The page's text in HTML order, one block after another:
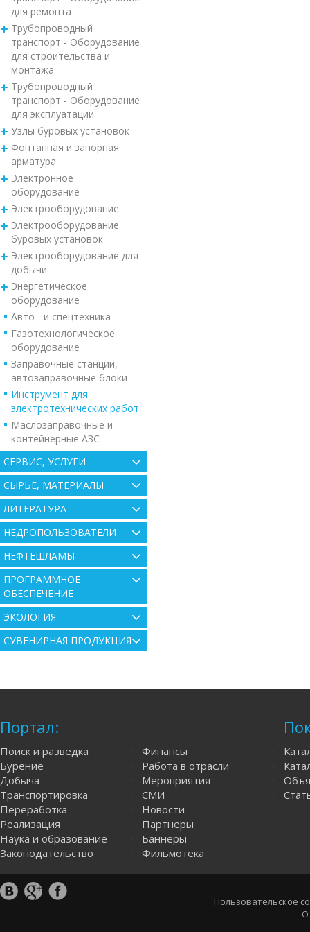
для ремонта
Трубопроводный
транспорт - Оборудование
для строительства и
монтажа
Трубопроводный
транспорт - Оборудование
для эксплуатации
Узлы буровых установок
Фонтанная и запорная
арматура
Электронное
оборудование
Электрооборудование
Электрооборудование
буровых установок
Электрооборудование для
добычи
Энергетическое
оборудование
Авто - и спецтехника
Газотехнологическое
оборудование
Заправочные станции,
автозаправочные блоки
Инструмент для
электротехнических работ
Маслозаправочные и
контейнерные АЗС
СЕРВИС, УСЛУГИ
СЫРЬЕ, МАТЕРИАЛЫ
ЛИТЕРАТУРА
НЕДРОПОЛЬЗОВАТЕЛИ
НЕФТЕШЛАМЫ
ПРОГРАММНОЕ
ОБЕСПЕЧЕНИЕ
ЭКОЛОГИЯ
СУВЕНИРНАЯ ПРОДУКЦИЯ
Портал:
Поиск и разведка
Бурение
Добыча
Транспортировка
Переработка
Реализация
Наука и образование
Законодательство
Финансы
Работа в отрасли
Мероприятия
СМИ
Новости
Партнеры
Баннеры
Фильмотека
Пользовательское
О